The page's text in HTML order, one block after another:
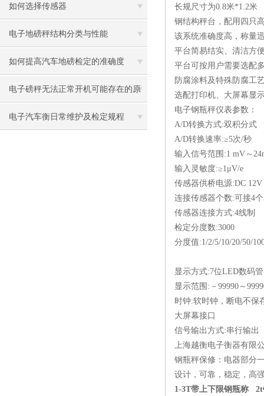
秤防雷方法
如何选择传感器
电子地磅秤结构分类与性能
如何提高汽车地磅检定的准确度
电子磅秤无法正常开机可能存在的原
因
电子汽车衡日常维护及检定规程
长规尺寸为0.8米*1.2米
钢结构秤台，配用四只
该系统准确度高，称量
平台简易结实、清洁方
平台可按用户需要选配
防腐涂料及特殊防腐工
选配打印机、大屏幕显
电子钢瓶秤仪表参数：
A/D转换方式:双积分式
A/D转换速率:≥5次/秒
输入信号范围:1 mV～
输入灵敏度:≥1μV/e
传感器供桥电源:DC 12V
连接传感器个数:可接4
传感器连接方式:4线制
检定分度数:3000
分度值:1/2/5/10/20/50/
显示方式:7位LED数码
显示范围:－99990～
时钟:软时钟，断电不保
大屏幕接口
信号输出方式:串行输出
上海越衡电子衡器有限
钢瓶秤保修：电器部分
设计，可靠，稳定，高
1-3T带上下限钢瓶称 2t